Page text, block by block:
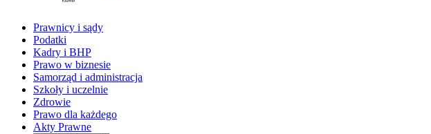
Prawnicy i sądy
Podatki
Kadry i BHP
Prawo w biznesie
Samorząd i administracja
Szkoły i uczelnie
Zdrowie
Prawo dla każdego
Akty Prawne